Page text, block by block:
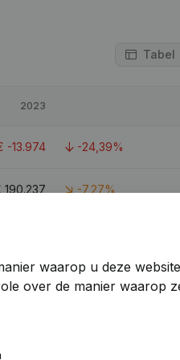
Tabel
2023
-13.974 -24,39%
190.237 -7,27%
waarop u deze website
over de manier waarop